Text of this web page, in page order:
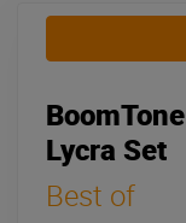
Lycra Set
Best of